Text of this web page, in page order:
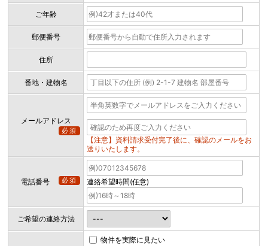
ご年齢
郵便番号
住所
番地・建物名
メールアドレス
必須
【注意】資料請求受付完了後に、確認のメールをお
送りいたします。
電話番号 必須 連絡希望時間(任意)
ご希望の連絡方法
物件を実際に見たい